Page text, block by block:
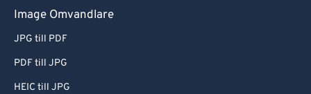
Image Omvandlare
JPG till PDF
PDF till JPG
HEIC till JPG